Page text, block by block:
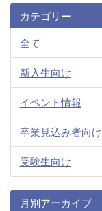
カテゴリー
全て
新入生向け
イベント情報
卒業見込み者向け
受験生向け
月別アーカイブ